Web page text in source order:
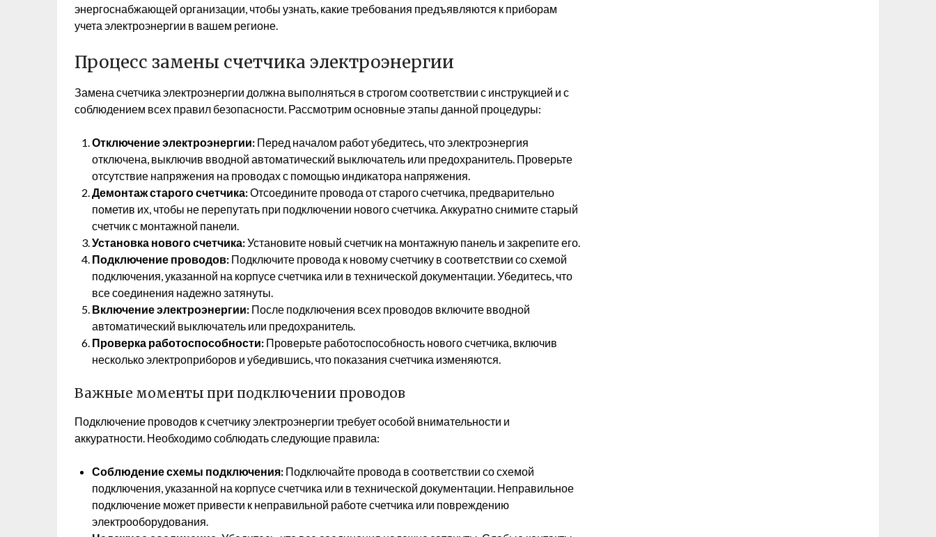
энергоснабжающей организации, чтобы узнать, какие требования предъявляются к приборам
учета электроэнергии в вашем регионе.
Процесс замены счетчика электроэнергии
Замена счетчика электроэнергии должна выполняться в строгом соответствии с инструкцией и с
соблюдением всех правил безопасности. Рассмотрим основные этапы данной процедуры:
Отключение электроэнергии: Перед началом работ убедитесь, что электроэнергия
отключена, выключив вводной автоматический выключатель или предохранитель. Проверьте
отсутствие напряжения на проводах с помощью индикатора напряжения.
Демонтаж старого счетчика:Отсоедините провода от старого счетчика, предварительно
пометив их, чтобы не перепутать при подключении нового счетчика. Аккуратно снимите старый
счетчик с монтажной панели.
Установка нового счетчика:Установите новый счетчик на монтажную панель и закрепите его.
Подключение проводов: Подключите провода к новому счетчику в соответствии со схемой
подключения, указанной на корпусе счетчика или в технической документации. Убедитесь, что
все соединения надежно затянуты.
Включение электроэнергии: После подключения всех проводов включите вводной
автоматический выключатель или предохранитель.
Проверка работоспособности: Проверьте работоспособность нового счетчика, включив
несколько электроприборов и убедившись, что показания счетчика изменяются.
Важные моменты при подключении проводов
Подключение проводов к счетчику электроэнергии требует особой внимательности и
аккуратности. Необходимо соблюдать следующие правила:
Соблюдение схемы подключения: Подключайте провода в соответствии со схемой
подключения, указанной на корпусе счетчика или в технической документации. Неправильное
подключение может привести к неправильной работе счетчика или повреждению
электрооборудования.